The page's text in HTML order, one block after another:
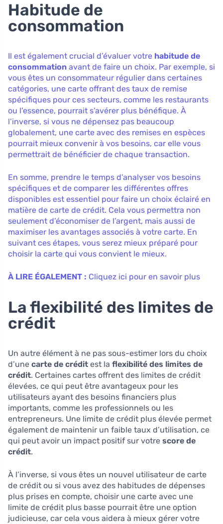
Habitude de
consommation
Il est également crucial d’évaluer votre habitude de
consommation avant de faire un choix. Par exemple, si
vous êtes un consommateur régulier dans certaines
catégories, une carte offrant des taux de remise
spécifiques pour ces secteurs, comme les restaurants
ou l’essence, pourrait s’avérer plus bénéfique. À
l’inverse, si vous ne dépensez pas beaucoup
globalement, une carte avec des remises en espèces
pourrait mieux convenir à vos besoins, car elle vous
permettrait de bénéficier de chaque transaction.
En somme, prendre le temps d’analyser vos besoins
spécifiques et de comparer les différentes offres
disponibles est essentiel pour faire un choix éclairé en
matière de carte de crédit. Cela vous permettra non
seulement d’économiser de l’argent, mais aussi de
maximiser les avantages associés à votre carte. En
suivant ces étapes, vous serez mieux préparé pour
choisir la carte qui vous convient le mieux.
À LIRE ÉGALEMENT : Cliquez ici pour en savoir plus
La flexibilité des limites de
crédit
Un autre élément à ne pas sous-estimer lors du choix
d’une carte de crédit est la flexibilité des limites de
crédit. Certaines cartes offrent des limites de crédit
élevées, ce qui peut être avantageux pour les
utilisateurs ayant des besoins financiers plus
importants, comme les professionnels ou les
entrepreneurs. Une limite de crédit plus élevée permet
également de maintenir un faible taux d’utilisation, ce
qui peut avoir un impact positif sur votre score de
crédit.
À l’inverse, si vous êtes un nouvel utilisateur de carte
de crédit ou si vous avez des habitudes de dépenses
plus prises en compte, choisir une carte avec une
limite de crédit plus basse pourrait être une option
judicieuse, car cela vous aidera à mieux gérer votre